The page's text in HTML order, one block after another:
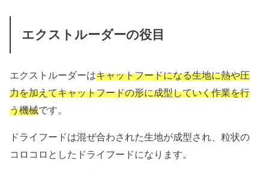
エクストルーダーの役目
エクストルーダーはキャットフードになる生地に熱や圧
力を加えてキャットフードの形に成型していく作業を行
う機械です。
ドライフードは混ぜ合わされた生地が成型され、粒状の
コロコロとしたドライフードになります。